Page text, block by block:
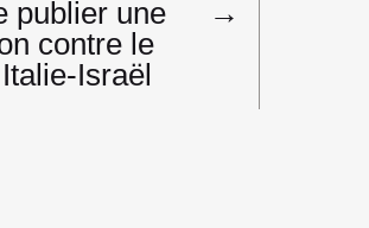
publier une
contre le
Israël
→